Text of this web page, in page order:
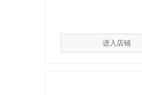
进入店铺